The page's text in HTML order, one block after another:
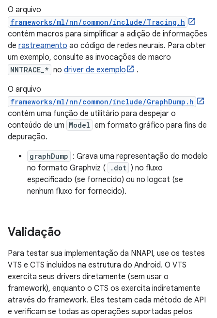
O arquivo
frameworks/ml/nn/common/include/Tracing.h
contém macros para simplificar a adição de informações
de rastreamento ao código de redes neurais. Para obter
um exemplo, consulte as invocações de macro
NNTRACE_* no driver de exemplo
.
O arquivo
frameworks/ml/nn/common/include/GraphDump.h
contém uma função de utilitário para despejar o
conteúdo de um Model em formato gráfico para fins de
depuração.
graphDump : Grava uma representação do modelo
no formato Graphviz (
.dot ) no fluxo
especificado (se fornecido) ou no logcat (se
nenhum fluxo for fornecido).
Validação
Para testar sua implementação da NNAPI, use os testes
VTS e CTS incluídos na estrutura do Android. O VTS
exercita seus drivers diretamente (sem usar o
framework), enquanto o CTS os exercita indiretamente
através do framework. Eles testam cada método de API
e verificam se todas as operações suportadas pelos